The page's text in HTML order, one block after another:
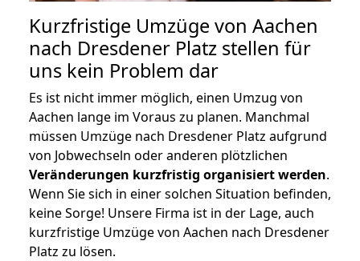
Kurzfristige Umzüge von Aachen
nach Dresdener Platz stellen für
uns kein Problem dar
Es ist nicht immer möglich, einen Umzug von
Aachen lange im Voraus zu planen. Manchmal
müssen Umzüge nach Dresdener Platz aufgrund
von Jobwechseln oder anderen plötzlichen
Veränderungen kurzfristig organisiert werden.
Wenn Sie sich in einer solchen Situation befinden,
keine Sorge! Unsere Firma ist in der Lage, auch
kurzfristige Umzüge von Aachen nach Dresdener
Platz zu lösen.